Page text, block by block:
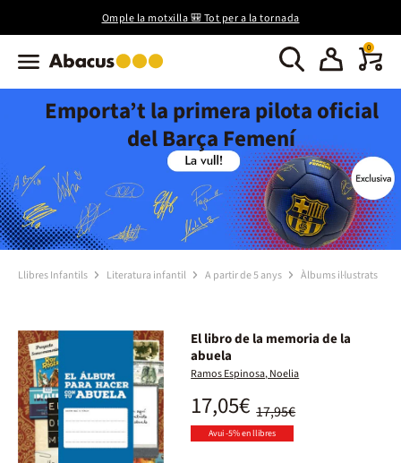
Omple la motxilla 🎒 Tot per a la tornada
0
Emporta’t la primera pilota oficial
del Barça Femení
Llibres Infantils Literatura infantil A partir de 5 anys Àlbums il·lustrats
El libro de la memoria de la
abuela
Ramos Espinosa, Noelia
17,95€
17,05€
Avui -5% en llibres